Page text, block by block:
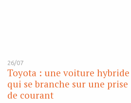
26/07
Toyota : une voiture hybride
qui se branche sur une prise
de courant